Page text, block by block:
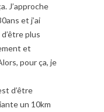
J’approche
et j’ai
plus
et
pour ça, je
d’être
un 10km